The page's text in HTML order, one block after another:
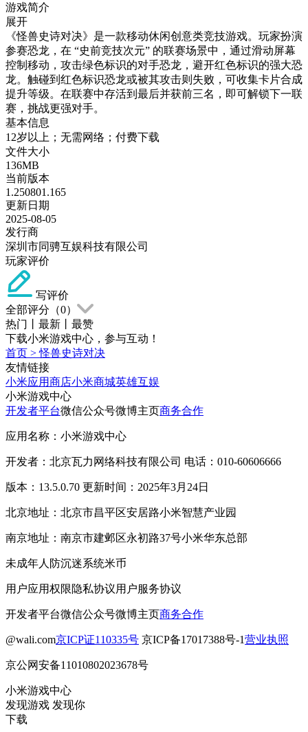
游戏简介
展开
《怪兽史诗对决》是一款移动休闲创意类竞技游戏。玩家扮演
参赛恐龙，在 “史前竞技次元” 的联赛场景中，通过滑动屏幕
控制移动，攻击绿色标识的对手恐龙，避开红色标识的强大恐
龙。触碰到红色标识恐龙或被其攻击则失败，可收集卡片合成
提升等级。在联赛中存活到最后并获前三名，即可解锁下一联
赛，挑战更强对手。
基本信息
12岁以上；无需网络；付费下载
文件大小
136MB
当前版本
1.250801.165
更新日期
2025-08-05
发行商
深圳市同骋互娱科技有限公司
玩家评价
写评价
全部评分（0）
热门
最新
最赞
下载小米游戏中心，参与互动！
首页 >怪兽史诗对决
友情链接
小米应用商店小米商城英雄互娱
小米游戏中心
开发者平台微信公众号微博主页商务合作
应用名称：小米游戏中心
开发者：北京瓦力网络科技有限公司 电话：010-60606666
版本：13.5.0.70 更新时间：2025年3月24日
北京地址：北京市昌平区安居路小米智慧产业园
南京地址：南京市建邺区永初路37号小米华东总部
未成年人防沉迷系统米币
用户应用权限隐私协议用户服务协议
开发者平台微信公众号微博主页商务合作
@wali.com京ICP证110335号 京ICP备17017388号-1营业执照
京公网安备11010802023678号
小米游戏中心
发现游戏 发现你
下载